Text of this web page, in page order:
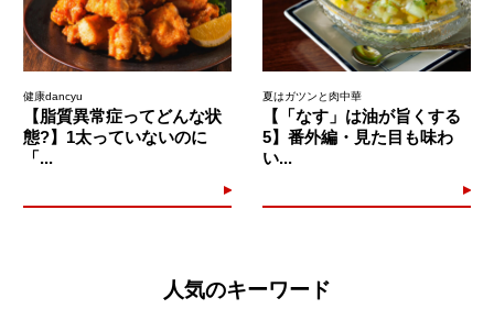
健康dancyu
【脂質異常症ってどんな状
態?】1太っていないのに
「...
夏はガツンと肉中華
【「なす」は油が旨くする
5】番外編・見た目も味わ
い...
人気のキーワード